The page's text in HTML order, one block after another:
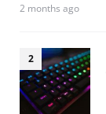
2 months ago